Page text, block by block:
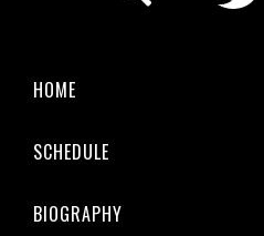
HOME
SCHEDULE
BIOGRAPHY